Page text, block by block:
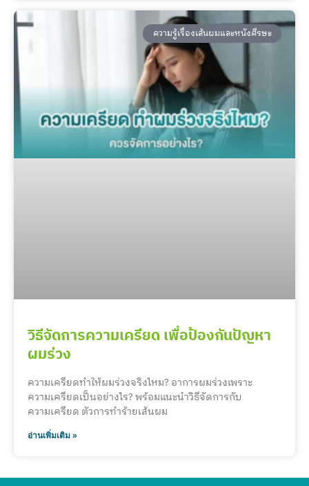
ความรู้เรื่องเส้นผมและหนังศีรษะ
วิธีจัดการความเครียด เพื่อป้องกันปัญหา
ผมร่วง
ความเครียดทำให้ผมร่วงจริงไหม? อาการผมร่วงเพราะ
ความเครียดเป็นอย่างไร? พร้อมแนะนำวิธีจัดการกับ
ความเครียด ตัวการทำร้ายเส้นผม
อ่านเพิ่มเติม »